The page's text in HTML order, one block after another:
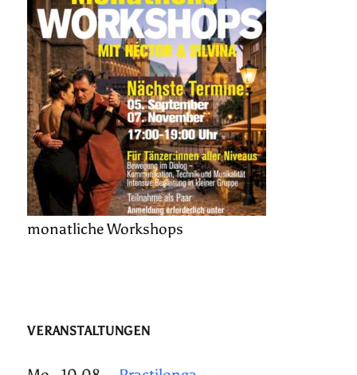
monatliche Workshops
VERANSTALTUNGEN